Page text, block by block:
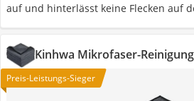
auf und hinterlässt keine Flecken auf
Kinhwa Mikrofaser-
Preis-Leistungs-Sieger